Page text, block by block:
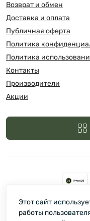
Возврат и обмен
Доставка и оплата
Публичная оферта
Политика
Политика
Контакты
Производители
Акции
Этот сайт
работы